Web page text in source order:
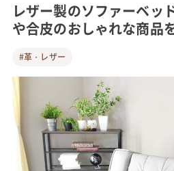
レザー製のソファーベッ
や合皮のおしゃれな商品
#革・レザー